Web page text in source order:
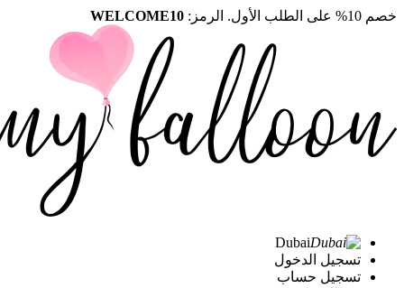
خصم 10% على الطلب الأول. الرمز: WELCOME10
Dubai
تسجيل الدخول
تسجيل حساب